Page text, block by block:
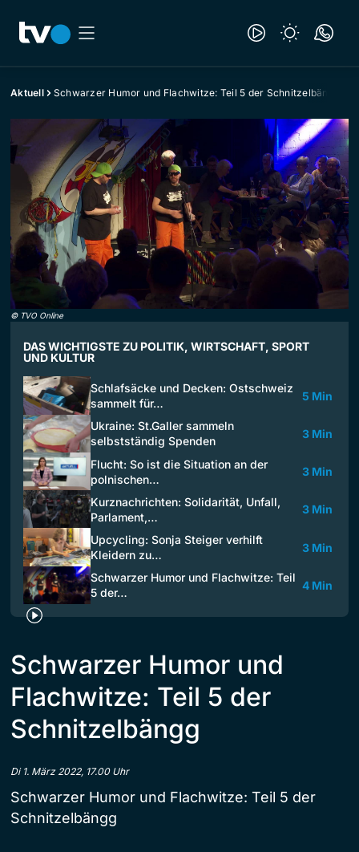
Aktuell Schwarzer Humor und Flachwitze: Teil 5 der Schnitzelbängg
© TVO Online
DAS WICHTIGSTE ZU POLITIK, WIRTSCHAFT, SPORT
UND KULTUR
Schlafsäcke und Decken: Ostschweiz
sammelt für…
5 Min
Ukraine: St.Galler sammeln
selbstständig Spenden
3 Min
Flucht: So ist die Situation an der
polnischen…
3 Min
Kurznachrichten: Solidarität, Unfall,
Parlament,…
3 Min
Upcycling: Sonja Steiger verhilft
Kleidern zu…
3 Min
Schwarzer Humor und Flachwitze: Teil
5 der…
4 Min
Schwarzer Humor und
Flachwitze: Teil 5 der
Schnitzelbängg
Di 1. März 2022, 17.00 Uhr
Schwarzer Humor und Flachwitze: Teil 5 der
Schnitzelbängg